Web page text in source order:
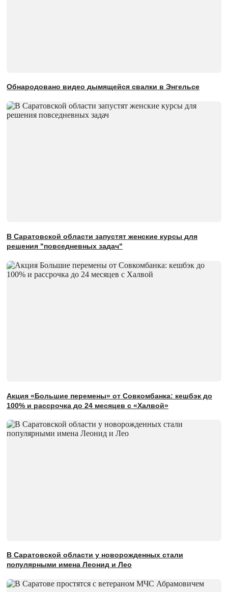
Обнародовано видео дымящейся свалки в Энгельсе
В Саратовской области запустят женские курсы для
решения "повседневных задач"
Акция «Большие перемены» от Совкомбанка: кешбэк до
100% и рассрочка до 24 месяцев с «Халвой»
В Саратовской области у новорожденных стали
популярными имена Леонид и Лео